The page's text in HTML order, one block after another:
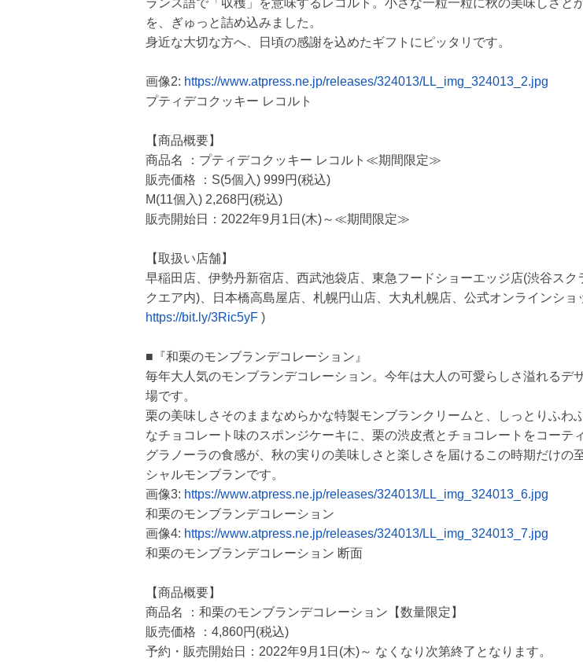
ランス語で「収穫」を意味するレコルト。小さな一粒一粒に秋の美味しさと
を、ぎゅっと詰め込みました。
身近な大切な方へ、日頃の感謝を込めたギフトにピッタリです。
画像2: https://www.atpress.ne.jp/releases/324013/LL_img_324013_2.jpg
プティデコクッキー レコルト
【商品概要】
商品名 ：プティデコクッキー レコルト≪期間限定≫
販売価格 ：S(5個入) 999円(税込)
M(11個入) 2,268円(税込)
販売開始日：2022年9月1日(木)～≪期間限定≫
【取扱い店舗】
早稲田店、伊勢丹新宿店、西武池袋店、東急フードショーエッジ店(渋谷スク
クエア内)、日本橋高島屋店、札幌円山店、大丸札幌店、公式オンラインショ
https://bit.ly/3Ric5yF )
■『和栗のモンブランデコレーション』
毎年大人気のモンブランデコレーション。今年は大人の可愛らしさ溢れるデ
場です。
栗の美味しさそのままなめらかな特製モンブランクリームと、しっとりふわ
なチョコレート味のスポンジケーキに、栗の渋皮煮とチョコレートをコーテ
グラノーラの食感が、秋の実りの美味しさと楽しさを届けるこの時期だけの
シャルモンブランです。
画像3: https://www.atpress.ne.jp/releases/324013/LL_img_324013_6.jpg
和栗のモンブランデコレーション
画像4: https://www.atpress.ne.jp/releases/324013/LL_img_324013_7.jpg
和栗のモンブランデコレーション 断面
【商品概要】
商品名 ：和栗のモンブランデコレーション【数量限定】
販売価格 ：4,860円(税込)
予約・販売開始日：2022年9月1日(木)～ なくなり次第終了となります。